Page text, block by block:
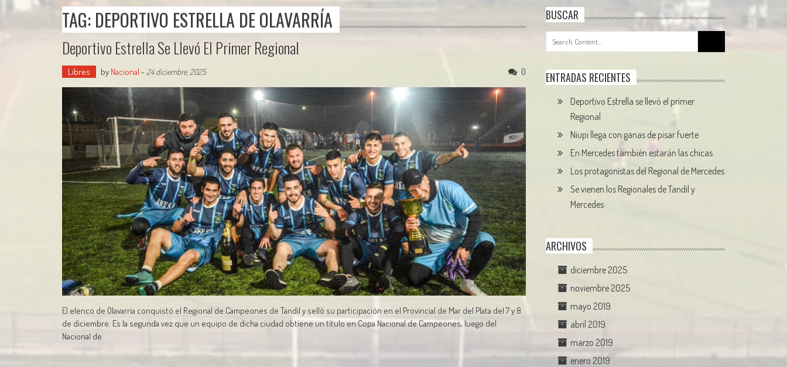
TAG: DEPORTIVO ESTRELLA DE OLAVARRÍA
Deportivo Estrella Se Llevó El Primer Regional
Libres by Nacional - 24 diciembre, 2025 0
El elenco de Olavarría conquistó el Regional de Campeones de Tandil y selló su participación en el Provincial de Mar del Plata del 7 y 8
de diciembre. Es la segunda vez que un equipo de dicha ciudad obtiene un título en Copa Nacional de Campeones, luego del
Nacional de
BUSCAR
ENTRADAS RECIENTES
Deportivo Estrella se llevó el primer
Regional
Niupi llega con ganas de pisar fuerte
En Mercedes también estarán las chicas
Los protagonistas del Regional de Mercedes
Se vienen los Regionales de Tandil y
Mercedes
ARCHIVOS
diciembre 2025
noviembre 2025
mayo 2019
abril 2019
marzo 2019
enero 2019